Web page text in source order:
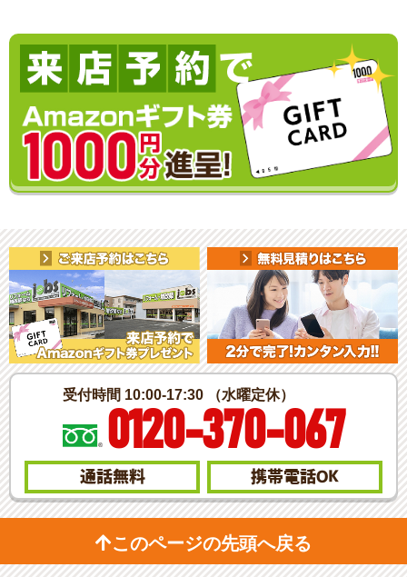
受付時間 10:00-17:30 （水曜定休）
0120-370-067
通話無料 携帯電話OK
このページの先頭へ戻る